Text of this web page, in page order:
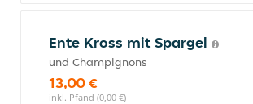
Ente Kross mit Spargel
und Champignons
13,00 €
inkl. Pfand (0,00 €)